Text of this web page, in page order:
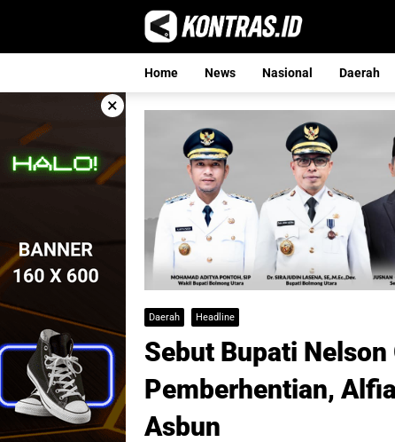
Home News Nasional Daerah
×
Daerah Headline
Sebut Bupati Nelson
Pemberhentian,
Asbun